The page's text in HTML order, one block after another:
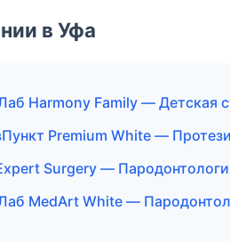
в Уфа
Harmony Family — Детская
Premium White —
Surgery —
MedArt White —